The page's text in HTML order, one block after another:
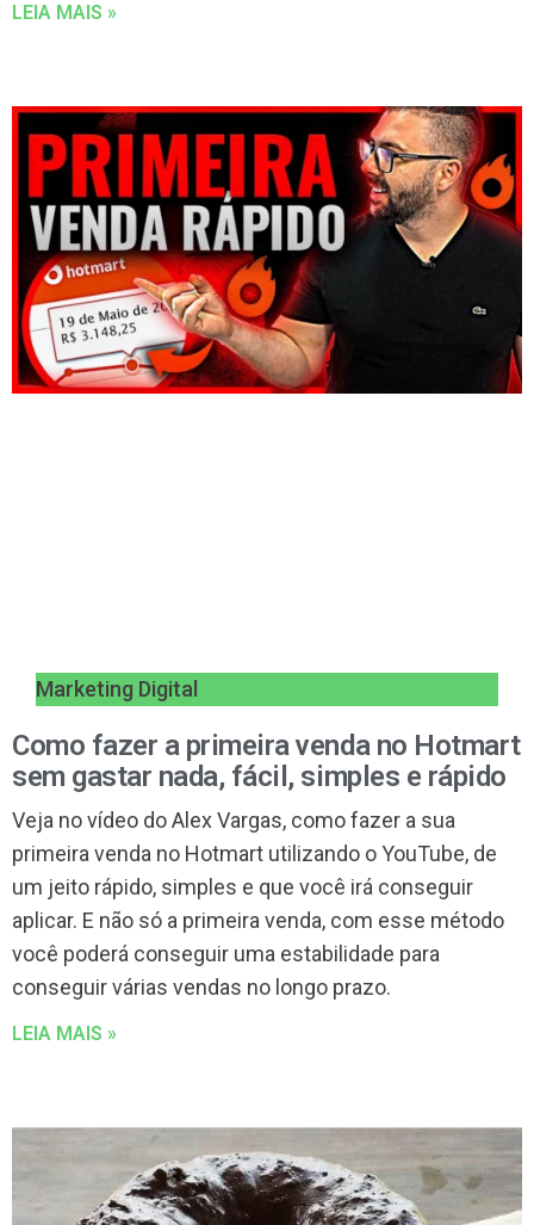
LEIA MAIS »
Marketing Digital
Como fazer a primeira venda no Hotmart
sem gastar nada, fácil, simples e rápido
Veja no vídeo do Alex Vargas, como fazer a sua
primeira venda no Hotmart utilizando o YouTube, de
um jeito rápido, simples e que você irá conseguir
aplicar. E não só a primeira venda, com esse método
você poderá conseguir uma estabilidade para
conseguir várias vendas no longo prazo.
LEIA MAIS »